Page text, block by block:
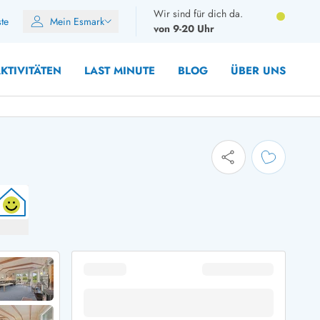
Mein Esmark
Wir sind für dich da.
von 9-20 Uhr
LAST MINUTE BLOG ÜBER UNS